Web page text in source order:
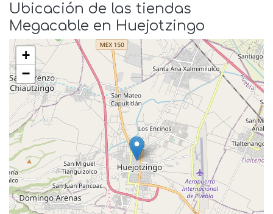
Ubicación de las tiendas
Megacable en Huejotzingo
+
−